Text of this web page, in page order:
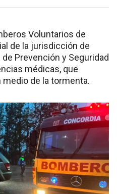
Voluntarios de
de la jurisdicción de
Prevención y Seguridad
médicas, que
de la tormenta.